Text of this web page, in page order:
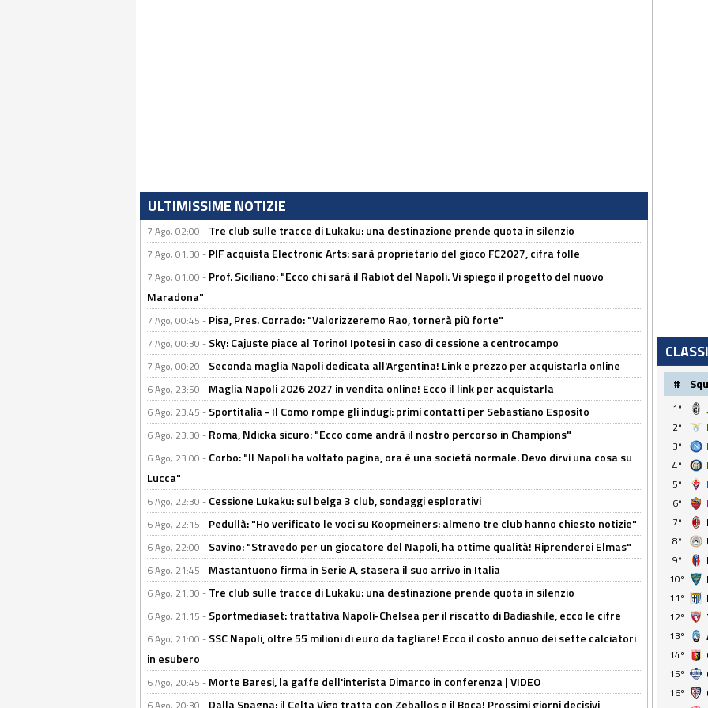
ULTIMISSIME NOTIZIE
7 Ago, 02:00 - Tre club sulle tracce di Lukaku: una destinazione prende quota in silenzio
7 Ago, 01:30 - PIF acquista Electronic Arts: sarà proprietario del gioco FC2027, cifra folle
7 Ago, 01:00 - Prof. Siciliano: "Ecco chi sarà il Rabiot del Napoli. Vi spiego il progetto del nuovo
Maradona"
7 Ago, 00:45 - Pisa, Pres. Corrado: "Valorizzeremo Rao, tornerà più forte"
7 Ago, 00:30 - Sky: Cajuste piace al Torino! Ipotesi in caso di cessione a centrocampo
7 Ago, 00:20 - Seconda maglia Napoli dedicata all'Argentina! Link e prezzo per acquistarla online
6 Ago, 23:50 - Maglia Napoli 2026 2027 in vendita online! Ecco il link per acquistarla
6 Ago, 23:45 - Sportitalia - Il Como rompe gli indugi: primi contatti per Sebastiano Esposito
6 Ago, 23:30 - Roma, Ndicka sicuro: "Ecco come andrà il nostro percorso in Champions"
6 Ago, 23:00 - Corbo: "Il Napoli ha voltato pagina, ora è una società normale. Devo dirvi una cosa su
Lucca"
6 Ago, 22:30 - Cessione Lukaku: sul belga 3 club, sondaggi esplorativi
6 Ago, 22:15 - Pedullà: "Ho verificato le voci su Koopmeiners: almeno tre club hanno chiesto notizie"
6 Ago, 22:00 - Savino: "Stravedo per un giocatore del Napoli, ha ottime qualità! Riprenderei Elmas"
6 Ago, 21:45 - Mastantuono firma in Serie A, stasera il suo arrivo in Italia
6 Ago, 21:30 - Tre club sulle tracce di Lukaku: una destinazione prende quota in silenzio
6 Ago, 21:15 - Sportmediaset: trattativa Napoli-Chelsea per il riscatto di Badiashile, ecco le cifre
6 Ago, 21:00 - SSC Napoli, oltre 55 milioni di euro da tagliare! Ecco il costo annuo dei sette calciatori
in esubero
6 Ago, 20:45 - Morte Baresi, la gaffe dell'interista Dimarco in conferenza | VIDEO
Dalla Spagna: il Celta Vigo tratta con Zeballos e il Boca! Prossimi giorni decisivi
#
1º
2º
3º
4º
5º
6º
7º
8º
9º
10º
11º
12º
13º
14º
15º
16º